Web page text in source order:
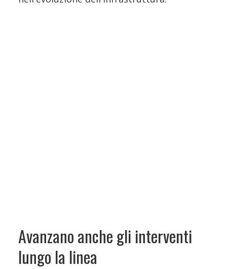
Avanzano anche gli interventi
lungo la linea